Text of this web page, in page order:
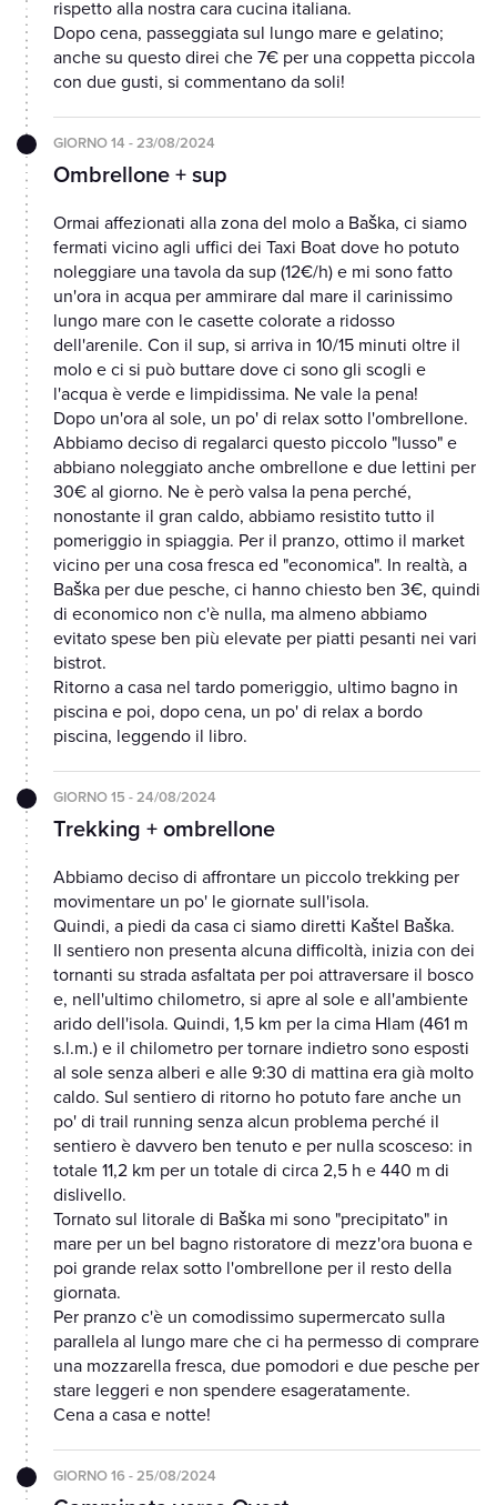
rispetto alla nostra cara cucina italiana.
Dopo cena, passeggiata sul lungo mare e gelatino;
anche su questo direi che 7€ per una coppetta piccola
con due gusti, si commentano da soli!
GIORNO 14 - 23/08/2024
Ombrellone + sup
Ormai affezionati alla zona del molo a Baška, ci siamo
fermati vicino agli uffici dei Taxi Boat dove ho potuto
noleggiare una tavola da sup (12€/h) e mi sono fatto
un'ora in acqua per ammirare dal mare il carinissimo
lungo mare con le casette colorate a ridosso
dell'arenile. Con il sup, si arriva in 10/15 minuti oltre il
molo e ci si può buttare dove ci sono gli scogli e
l'acqua è verde e limpidissima. Ne vale la pena!
Dopo un'ora al sole, un po' di relax sotto l'ombrellone.
Abbiamo deciso di regalarci questo piccolo "lusso" e
abbiano noleggiato anche ombrellone e due lettini per
30€ al giorno. Ne è però valsa la pena perché,
nonostante il gran caldo, abbiamo resistito tutto il
pomeriggio in spiaggia. Per il pranzo, ottimo il market
vicino per una cosa fresca ed "economica". In realtà, a
Baška per due pesche, ci hanno chiesto ben 3€, quindi
di economico non c'è nulla, ma almeno abbiamo
evitato spese ben più elevate per piatti pesanti nei vari
bistrot.
Ritorno a casa nel tardo pomeriggio, ultimo bagno in
piscina e poi, dopo cena, un po' di relax a bordo
piscina, leggendo il libro.
GIORNO 15 - 24/08/2024
Trekking + ombrellone
Abbiamo deciso di affrontare un piccolo trekking per
movimentare un po' le giornate sull'isola.
Quindi, a piedi da casa ci siamo diretti Kaštel Baška.
Il sentiero non presenta alcuna difficoltà, inizia con dei
tornanti su strada asfaltata per poi attraversare il bosco
e, nell'ultimo chilometro, si apre al sole e all'ambiente
arido dell'isola. Quindi, 1,5 km per la cima Hlam (461 m
s.l.m.) e il chilometro per tornare indietro sono esposti
al sole senza alberi e alle 9:30 di mattina era già molto
caldo. Sul sentiero di ritorno ho potuto fare anche un
po' di trail running senza alcun problema perché il
sentiero è davvero ben tenuto e per nulla scosceso: in
totale 11,2 km per un totale di circa 2,5 h e 440 m di
dislivello.
Tornato sul litorale di Baška mi sono "precipitato" in
mare per un bel bagno ristoratore di mezz'ora buona e
poi grande relax sotto l'ombrellone per il resto della
giornata.
Per pranzo c'è un comodissimo supermercato sulla
parallela al lungo mare che ci ha permesso di comprare
una mozzarella fresca, due pomodori e due pesche per
stare leggeri e non spendere esageratamente.
Cena a casa e notte!
GIORNO 16 - 25/08/2024